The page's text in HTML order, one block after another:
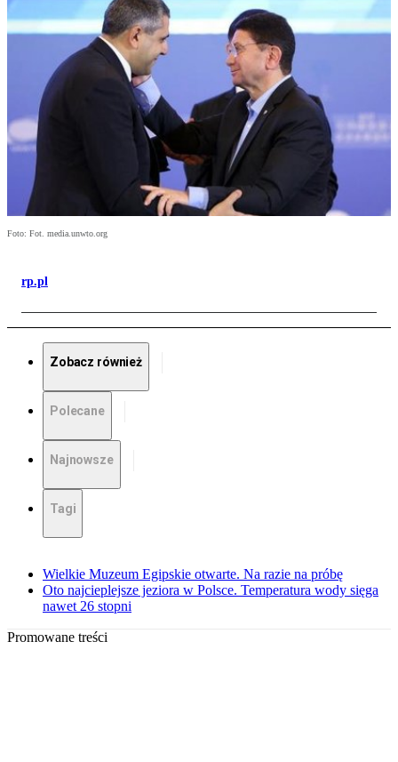
Foto: Fot. media.unwto.org
rp.pl
Zobacz również
Polecane
Najnowsze
Tagi
Wielkie Muzeum Egipskie otwarte. Na razie na próbę
Oto najcieplejsze jeziora w Polsce. Temperatura wody sięga
nawet 26 stopni
Promowane treści